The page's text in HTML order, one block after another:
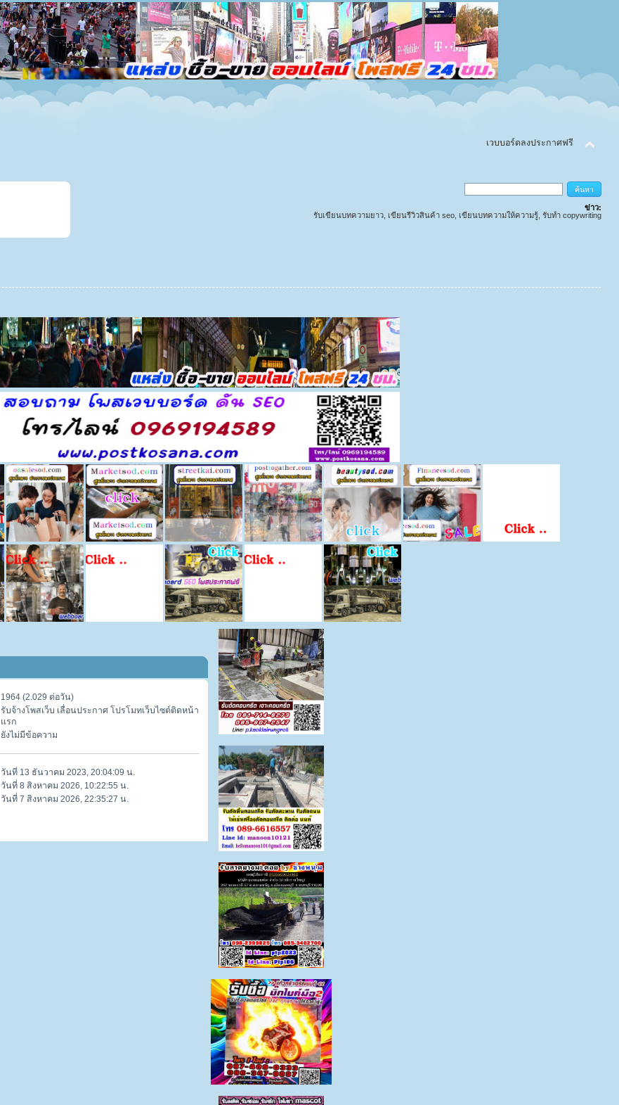
เวบบอร์ดลงประกาศฟรี
ข่าว:
รับเขียนบทความยาว, เขียนรีวิวสินค้า seo, เขียนบทความให้ความรู้, รับทำ copywriting
1964 (2.029 ต่อวัน)
รับจ้างโพสเว็บ เลื่อนประกาศ โปรโมทเว็บไซต์ติดหน้า
แรก
ยังไม่มีข้อความ
วันที่ 13 ธันวาคม 2023, 20:04:09 น.
วันที่ 8 สิงหาคม 2026, 10:22:55 น.
วันที่ 7 สิงหาคม 2026, 22:35:27 น.